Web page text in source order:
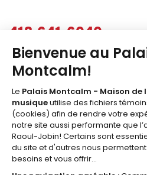
Abonnez-vous à l'
JE M'ABONNE
418 641-6040
1 877 641-6040
billetterie@palaismontcalm.ca